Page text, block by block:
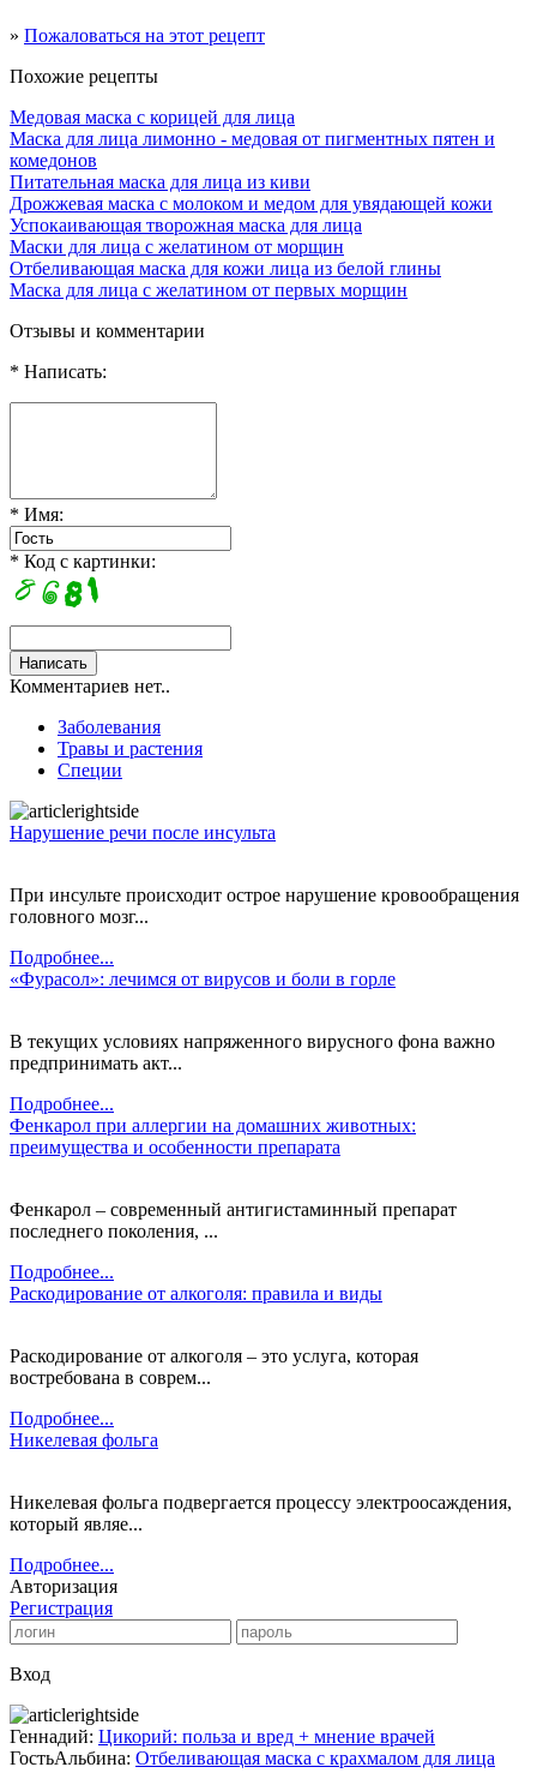
» Пожаловаться на этот рецепт
Похожие рецепты
Медовая маска с корицей для лица
Маска для лица лимонно - медовая от пигментных пятен и
комедонов
Питательная маска для лица из киви
Дрожжевая маска с молоком и медом для увядающей кожи
Успокаивающая творожная маска для лица
Маски для лица с желатином от морщин
Отбеливающая маска для кожи лица из белой глины
Маска для лица с желатином от первых морщин
Отзывы и комментарии
* Написать:
* Имя:
* Код с картинки:
Комментариев нет..
Заболевания
Травы и растения
Специи
Нарушение речи после инсульта
При инсульте происходит острое нарушение кровообращения
головного мозг...
Подробнее...
«Фурасол»: лечимся от вирусов и боли в горле
В текущих условиях напряженного вирусного фона важно
предпринимать акт...
Подробнее...
Фенкарол при аллергии на домашних животных:
преимущества и особенности препарата
Фенкарол – современный антигистаминный препарат
последнего поколения, ...
Подробнее...
Раскодирование от алкоголя: правила и виды
Раскодирование от алкоголя – это услуга, которая
востребована в соврем...
Подробнее...
Никелевая фольга
Никелевая фольга подвергается процессу электроосаждения,
который являе...
Подробнее...
Авторизация
Регистрация
Вход
Геннадий: Цикорий: польза и вред + мнение врачей
ГостьАльбина: Отбеливающая маска с крахмалом для лица